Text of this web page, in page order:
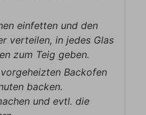
einfetten und den
verteilen, in jedes Glas
zum Teig geben.
Backofen
backen.
und evtl. die